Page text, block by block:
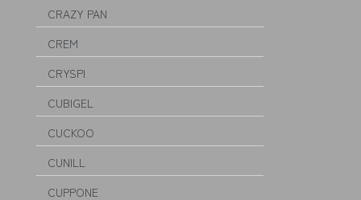
CRAZY PAN
CREM
CRYSPI
CUBIGEL
CUCKOO
CUNILL
CUPPONE